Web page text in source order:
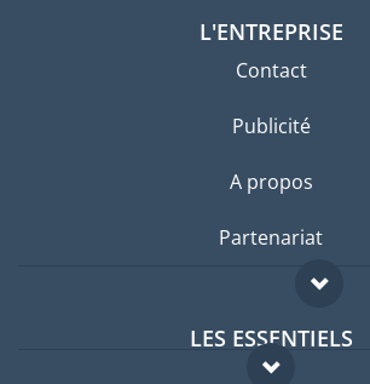
L'ENTREPRISE
Contact
Publicité
A propos
Partenariat
LES ESSENTIELS
Forum expatriés